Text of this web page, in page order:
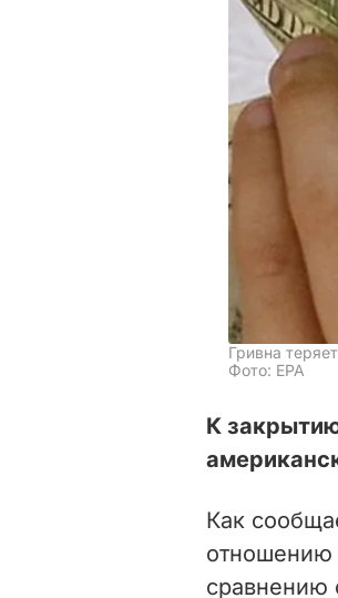
Гривна
Фото: ЕРА
К
Как
отношению
сравнению